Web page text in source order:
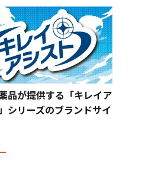
品が提供する「キレイア
シリーズのブランドサイ